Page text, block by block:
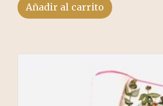
Añadir al carrito